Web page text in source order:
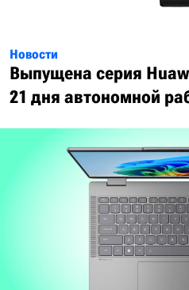
Новости
Выпущена серия
21 дня автономной